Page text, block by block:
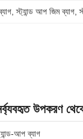
, স্ট্যান্ড আপ জিম ব্যাগ ,
উপকরণ
আপ ব্যাগ